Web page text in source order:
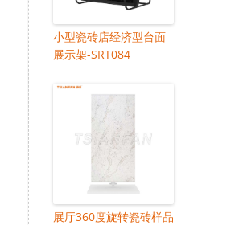
小型瓷砖店经济型台面
展示架-SRT084
展厅360度旋转瓷砖样品